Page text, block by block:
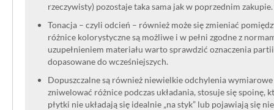
rzeczywisty) pozostaje taka sama jak w poprzednim zakupie.
Tonacja – czyli odcień – również może się zmieniać
różnice kolorystyczne są możliwe i w pełni zgodne z
uzupełnieniem materiału warto sprawdzić oznaczenia
dopasowane do wcześniejszych.
Dopuszczalne są również niewielkie odchylenia
zniwelować różnice podczas układania, stosuje się spoinę,
płytki nie układają się idealnie „na styk” lub pojawiają się